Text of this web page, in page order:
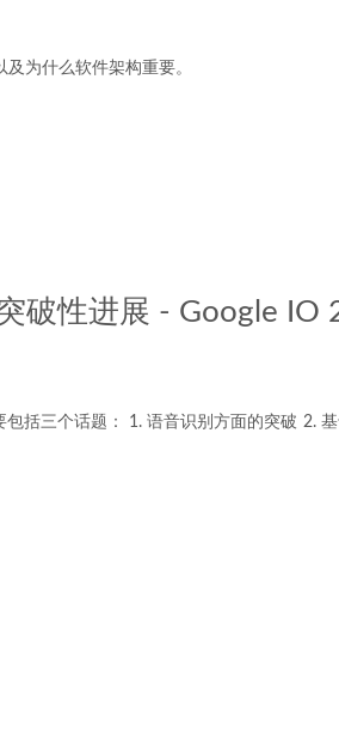
为什么软件架构重要。
破性进展 - Google IO
括三个话题： 1. 语音识别方面的突破 2.